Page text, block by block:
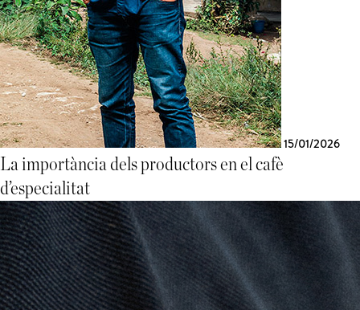
15/01/2026
La importància dels productors en el cafè
d’especialitat